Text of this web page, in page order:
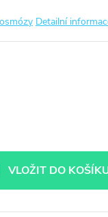
Detailní
VLOŽIT DO